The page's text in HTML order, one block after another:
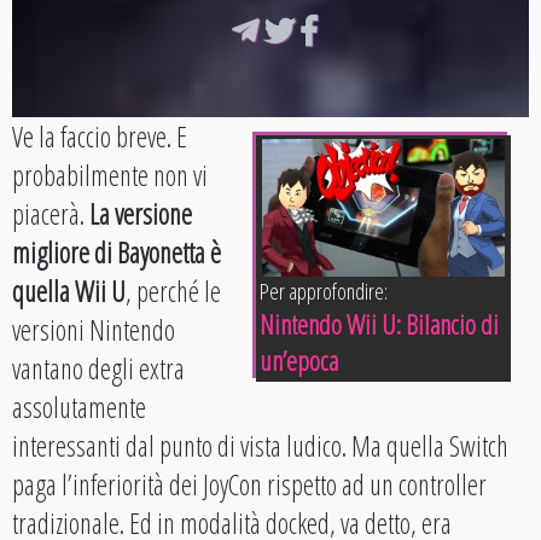
Per approfondire:
Nintendo Wii U: Bilancio di
un’epoca
Ve la faccio breve. E
probabilmente non vi
piacerà.La versione
migliore di Bayonetta è
quella Wii U, perché le
versioni Nintendo
vantano degli extra
assolutamente
interessanti dal punto di vista ludico. Ma quella Switch
paga l’inferiorità dei JoyCon rispetto ad un controller
tradizionale. Ed in modalità docked, va detto, era